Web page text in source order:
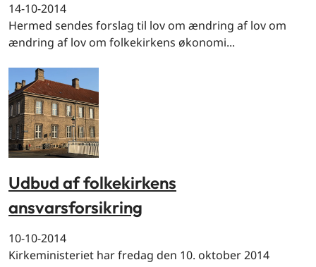
14-10-2014
Hermed sendes forslag til lov om ændring af lov om
ændring af lov om folkekirkens økonomi...
Udbud af folkekirkens
ansvarsforsikring
10-10-2014
Kirkeministeriet har fredag den 10. oktober 2014